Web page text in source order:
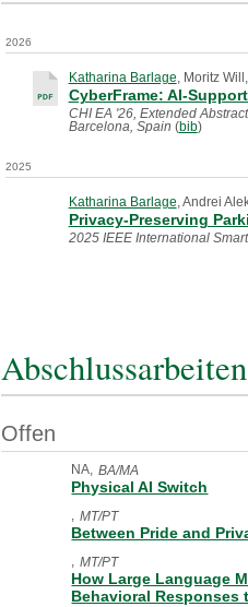
2026
Katharina Barlage , Moritz
CyberFrame: AI-
CHI EA '26, Extended
Barcelona, Spain (bib)
2025
Katharina Barlage , Andrei
Privacy-Preserving
2025 IEEE International
Abschlussarbeiten
Offen
NA BA/MA
Physical AI Switch
MT/PT
Between Pride and
MT/PT
How Large Language
Behavioral Responses